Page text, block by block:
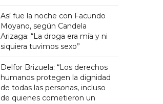
Así fue la noche con Facundo
Moyano, según Candela
Arizaga: “La droga era mía y ni
siquiera tuvimos sexo”
Delfor Brizuela: “Los derechos
humanos protegen la dignidad
de todas las personas, incluso
de quienes cometieron un